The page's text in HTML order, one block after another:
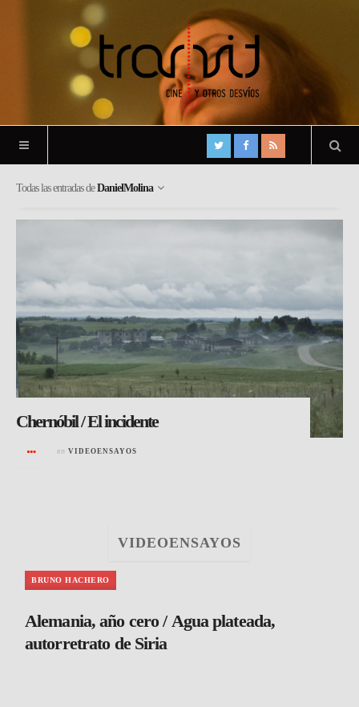
Todas las entradas deDanielMolina
Chernóbil / El incidente
en VIDEOENSAYOS
VIDEOENSAYOS
BRUNO HACHERO
Alemania, año cero / Agua plateada,
autorretrato de Siria